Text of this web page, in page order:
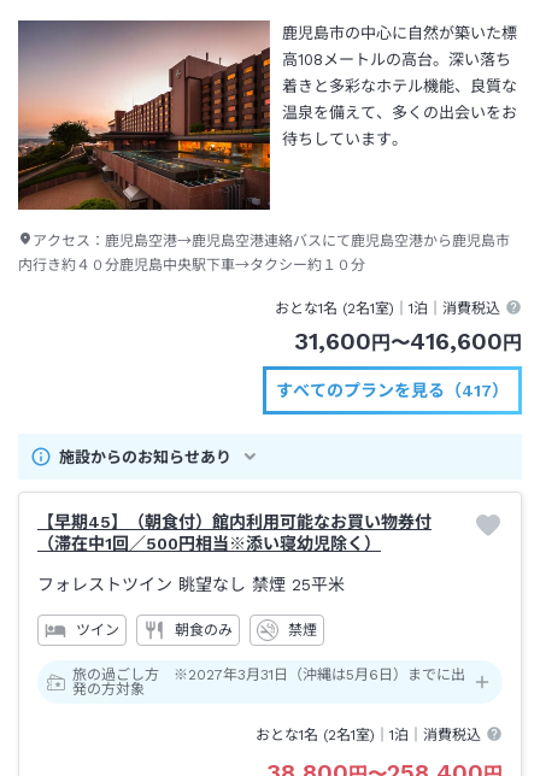
鹿児島市の中心に自然が築いた標
高108メートルの高台。深い落ち
着きと多彩なホテル機能、良質な
温泉を備えて、多くの出会いをお
待ちしています。
アクセス： 鹿児島空港→鹿児島空港連絡バスにて鹿児島空港から鹿児島市
内行き約４０分鹿児島中央駅下車→タクシー約１０分
おとな1名 (2名1室)｜1泊 ｜消費税込
31,600円〜416,600円
すべてのプランを見る（417）
施設からのお知らせあり
【早期45】（朝食付）館内利用可能なお買い物券付
（滞在中1回／500円相当※添い寝幼児除く）
フォレストツイン 眺望なし 禁煙 25平米
ツイン 朝食のみ 禁煙
旅の過ごし方 ※2027年3月31日（沖縄は5月6日）までに出
発の方対象
おとな1名 (2名1室)｜1泊 ｜消費税込